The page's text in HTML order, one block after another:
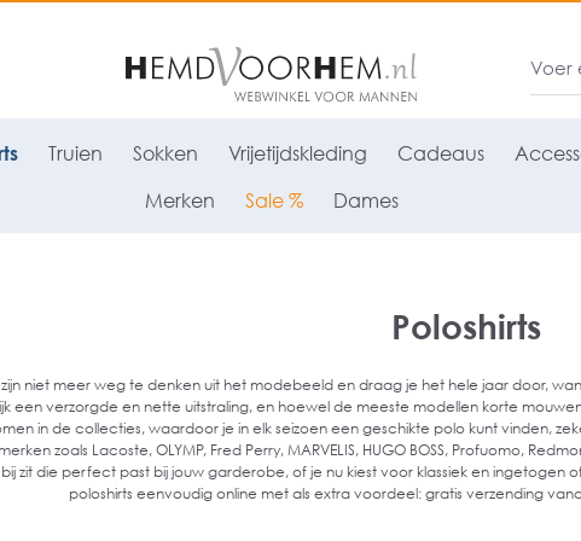
Truien Sokken Vrijetijdskleding Cadeaus
Merken Sale % Dames
Poloshirts
zijn niet meer weg te denken uit het modebeeld en draag je het hele jaar door,
een verzorgde en nette uitstraling, en hoewel de meeste modellen korte
in de collecties, waardoor je in elk seizoen een geschikte polo kunt vinden,
zoals Lacoste, OLYMP, Fred Perry, MARVELIS, HUGO BOSS, Profuomo,
zit die perfect past bij jouw garderobe, of je nu kiest voor klassiek en ingetogen
poloshirts eenvoudig online met als extra voordeel: gratis verzending